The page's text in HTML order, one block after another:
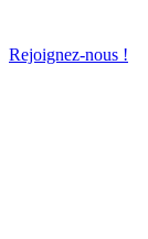
Rejoignez-nous !